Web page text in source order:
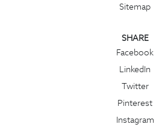
Sitemap
SHARE
Facebook
LinkedIn
Twitter
Pinterest
Instagram